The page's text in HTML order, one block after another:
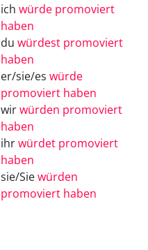
ich würde promoviert
haben
du würdest promoviert
haben
er/sie/es würde
promoviert haben
wirwürden promoviert
haben
ihrwürdet promoviert
haben
sie/Siewürden
promoviert haben